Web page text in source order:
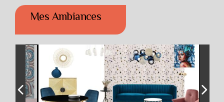
Mes Ambiances